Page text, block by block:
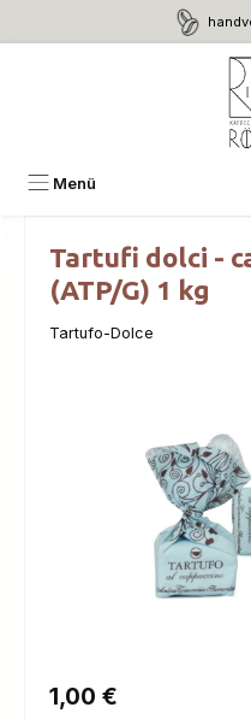
Zum Hauptinhalt springen
Menü
Tartufi dolci -
(ATP/G) 1 kg
Tartufo-Dolce
Regulärer Preis:
1,00 €